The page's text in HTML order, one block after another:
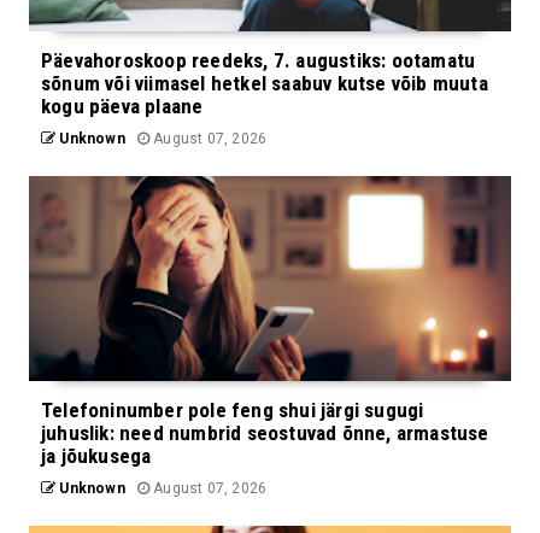
Päevahoroskoop reedeks, 7. augustiks: ootamatu
sõnum või viimasel hetkel saabuv kutse võib muuta
kogu päeva plaane
Unknown August 07, 2026
Telefoninumber pole feng shui järgi sugugi
juhuslik: need numbrid seostuvad õnne, armastuse
ja jõukusega
Unknown August 07, 2026